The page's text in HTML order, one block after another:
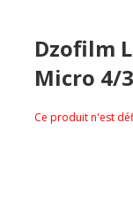
Dzofilm
Micro 4/3
Ce produit n'est